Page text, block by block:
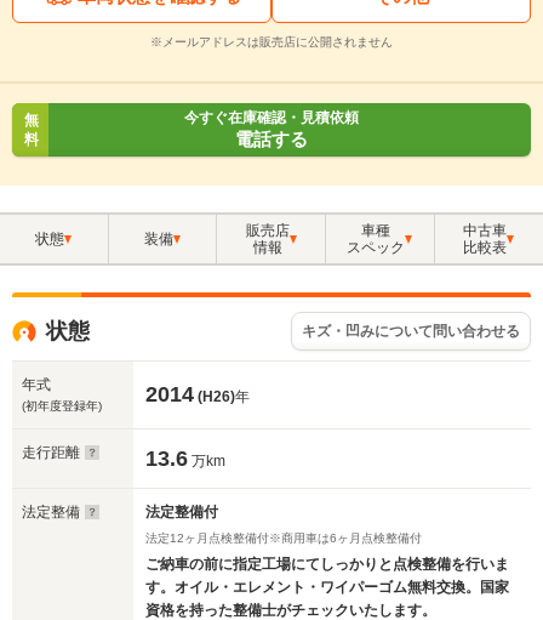
※メールアドレスは販売店に公開されません
無
料
今すぐ在庫確認・見積依頼
電話する
状態 装備
販売店
情報
車種
スペック
中古車
比較表
状態 キズ・凹みについて問い合わせる
年式
(初年度登録年) 2014 (H26)年
走行距離 13.6 万km
法定整備 法定整備付
法定12ヶ月点検整備付※商用車は6ヶ月点検整備付
ご納車の前に指定工場にてしっかりと点検整備を行いま
す。オイル・エレメント・ワイパーゴム無料交換。国家
資格を持った整備士がチェックいたします。